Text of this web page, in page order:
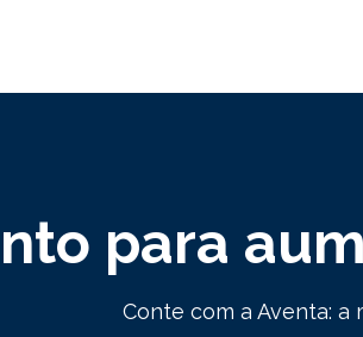
para
Conte com a Aventa: a